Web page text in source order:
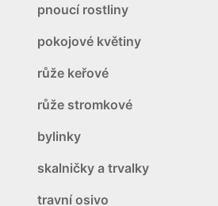
pnoucí rostliny
pokojové květiny
růže keřové
růže stromkové
bylinky
skalničky a trvalky
travní osivo